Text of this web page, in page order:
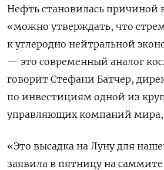
Нефть становилась причиной
«можно утверждать, что
к углеродно нейтральной
— это современный аналог
говорит Стефани Батчер,
по инвестициям одной из
управляющих компаний мира,
«Это высадка на Луну для
заявила в пятницу на